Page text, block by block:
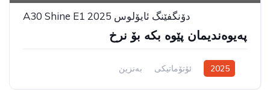
دۆنگفێنگ ئایۆلوس A30 Shine E1 2025
پەیوەندیمان پێوە بکە بۆ نرخ
2025 ئۆتۆماتیکی
بەنزین